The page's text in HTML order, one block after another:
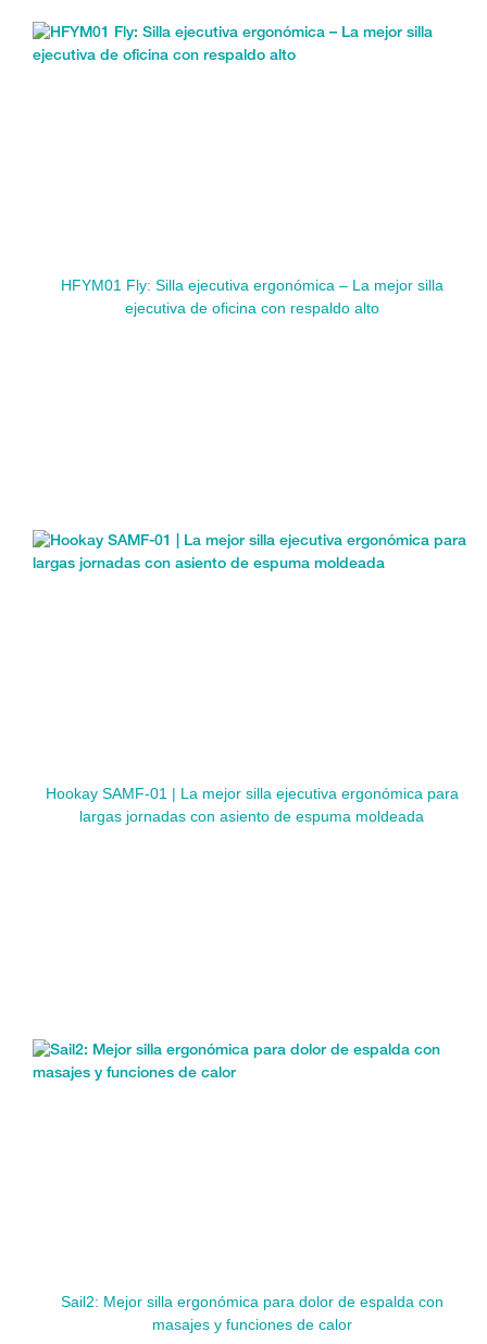
HFYM01 Fly: Silla ejecutiva ergonómica – La mejor silla
ejecutiva de oficina con respaldo alto
Hookay SAMF-01 | La mejor silla ejecutiva ergonómica para
largas jornadas con asiento de espuma moldeada
Sail2: Mejor silla ergonómica para dolor de espalda con
masajes y funciones de calor